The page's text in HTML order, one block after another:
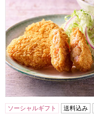
ソーシャルギフト 送料込み